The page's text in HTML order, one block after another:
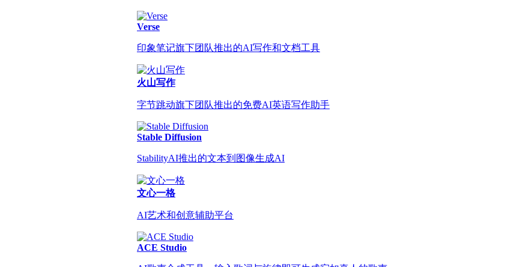
Verse
印象笔记旗下团队推出的AI写作和文档工具
火山写作
字节跳动旗下团队推出的免费AI英语写作助手
Stable Diffusion
StabilityAI推出的文本到图像生成AI
文心一格
AI艺术和创意辅助平台
ACE Studio